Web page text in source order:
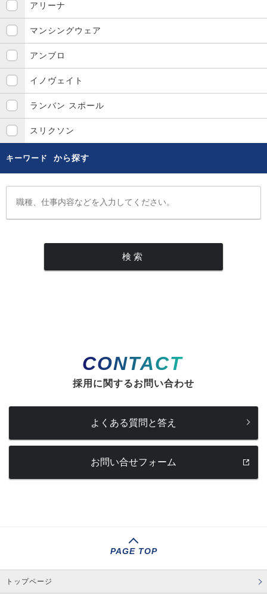
アリーナ
マンシングウェア
アンブロ
イノヴェイト
ランバン スポール
スリクソン
キーワード から探す
CONTACT
採用に関するお問い合わせ
よくある質問と答え
お問い合せフォーム
PAGE TOP
トップページ